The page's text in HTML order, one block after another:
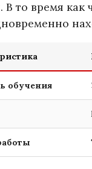
В то время
обучения